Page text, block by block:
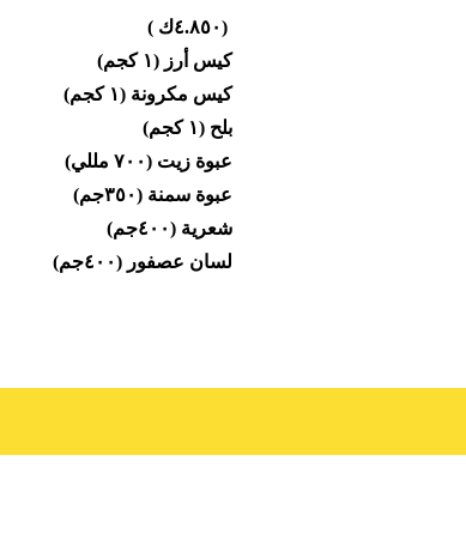
(٤.٨٥٠ك )
كيس أرز (١ كجم)
كيس مكرونة (١ كجم)
بلح (١ كجم)
عبوة زيت (٧٠٠ مللي)
عبوة سمنة (٣٥٠جم)
شعرية (٤٠٠جم)
لسان عصفور (٤٠٠جم)